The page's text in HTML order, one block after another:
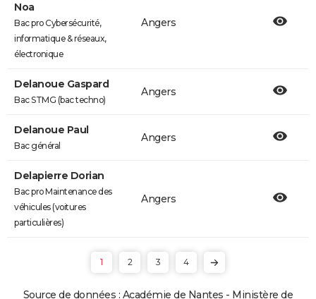
Noa
Bac pro Cybersécurité,
informatique & réseaux,
électronique
Angers
Delanoue Gaspard
Bac STMG (bac techno)
Angers
Delanoue Paul
Bac général
Angers
Delapierre Dorian
Bac pro Maintenance des
véhicules (voitures
particulières)
Angers
1 2 3 4
Source de données : Académie de Nantes - Ministère de